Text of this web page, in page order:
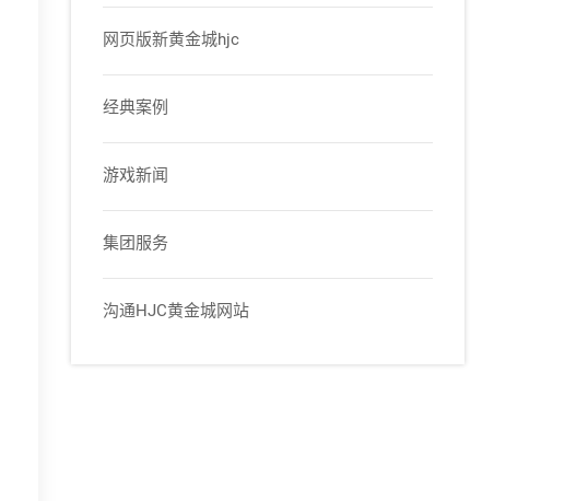
网页版新黄金城hjc
经典案例
游戏新闻
集团服务
沟通HJC黄金城网站